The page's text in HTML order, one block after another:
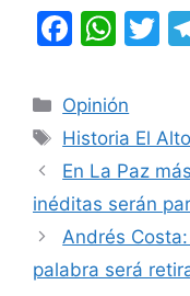
F
c
e
b
o
o
k
W
at
s
A
p
p
T
er
Categorías
Opinión
Etiquetas
Historia El Alto
En La Paz
inéditas serán
Andrés
palabra será